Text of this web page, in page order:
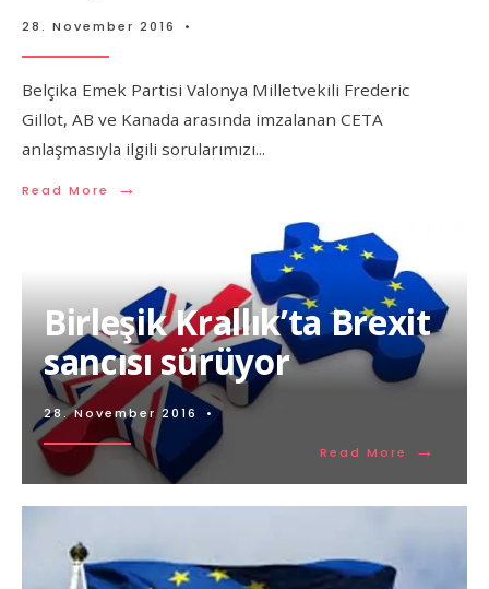
28. November 2016 •
Belçika Emek Partisi Valonya Milletvekili Frederic
Gillot, AB ve Kanada arasında imzalanan CETA
anlaşmasıyla ilgili sorularımızı...
Read More →
Birleşik Krallık’ta Brexit
sancısı sürüyor
28. November 2016 •
Read More →